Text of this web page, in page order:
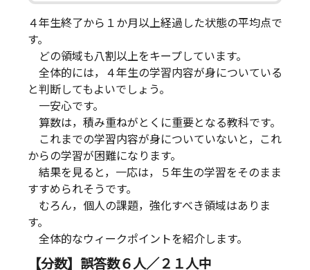
４年生終了から１か月以上経過した状態の平均点で
す。
どの領域も八割以上をキープしています。
全体的には，４年生の学習内容が身についている
と判断してもよいでしょう。
一安心です。
算数は，積み重ねがとくに重要となる教科です。
これまでの学習内容が身についていないと，これ
からの学習が困難になります。
結果を見ると，一応は，５年生の学習をそのまま
すすめられそうです。
むろん，個人の課題，強化すべき領域はありま
す。
全体的なウィークポイントを紹介します。
【分数】誤答数６人／２１人中